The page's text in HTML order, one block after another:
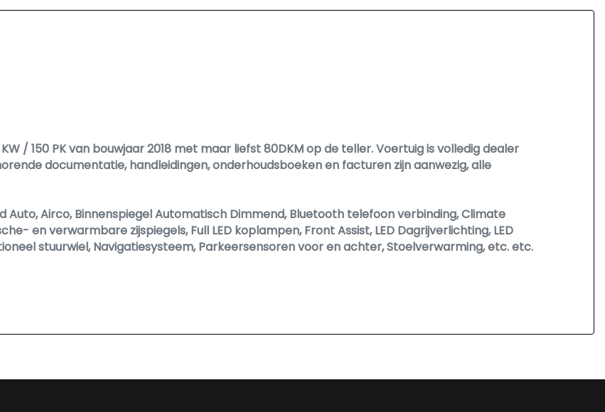
Achterbank in delen neerklapbaar
Airco automatisch
Armsteun achter
Elektrische ramen voor
Lederen versnellingspook
/ 150 PK van bouwjaar 2018 met maar liefst 80DKM op de teller. Voertuig is volledig dealer
documentatie, handleidingen, onderhoudsboeken en facturen zijn aanwezig, alle
Airco, Binnenspiegel Automatisch Dimmend, Bluetooth telefoon verbinding, Climate
en verwarmbare zijspiegels, Full LED koplampen, Front Assist, LED Dagrijverlichting, LED
stuurwiel, Navigatiesysteem, Parkeersensoren voor en achter, Stoelverwarming, etc. etc.